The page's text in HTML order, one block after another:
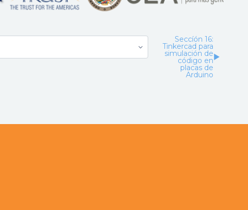
▶︎
Seccíón 16:
Tinkercad para
simulación de
código en
placas de
Arduino